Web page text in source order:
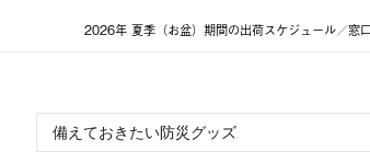
2026年 夏季（お盆）期間の出荷スケジュール／窓